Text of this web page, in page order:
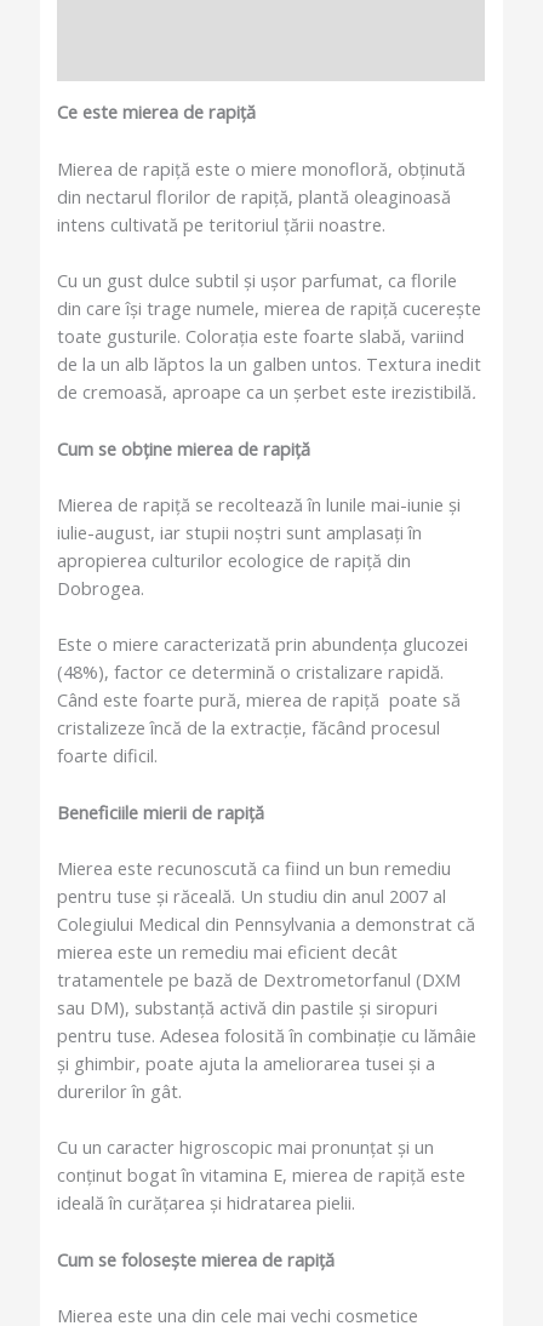
Ce este mierea de rapiță
Mierea de rapiță este o miere monofloră, obținută
din nectarul florilor de rapiță, plantă oleaginoasă
intens cultivată pe teritoriul țării noastre.
Cu un gust dulce subtil și ușor parfumat, ca florile
din care își trage numele, mierea de rapiță cucerește
toate gusturile. Colorația este foarte slabă, variind
de la un alb lăptos la un galben untos. Textura inedit
de cremoasă, aproape ca un șerbet este irezistibilă.
Cum se obține mierea de rapiță
Mierea de rapiță se recoltează în lunile mai-iunie și
iulie-august, iar stupii noștri sunt amplasați în
apropierea culturilor ecologice de rapiță din
Dobrogea.
Este o miere caracterizată prin abundența glucozei
(48%), factor ce determină o cristalizare rapidă.
Când este foarte pură, mierea de rapiță poate să
cristalizeze încă de la extracție, făcând procesul
foarte dificil.
Beneficiile mierii de rapiță
Mierea este recunoscută ca fiind un bun remediu
pentru tuse și răceală. Un studiu din anul 2007 al
Colegiului Medical din Pennsylvania a demonstrat că
mierea este un remediu mai eficient decât
tratamentele pe bază de Dextrometorfanul (DXM
sau DM), substanță activă din pastile și siropuri
pentru tuse. Adesea folosită în combinație cu lămâie
și ghimbir, poate ajuta la ameliorarea tusei și a
durerilor în gât.
Cu un caracter higroscopic mai pronunțat și un
conținut bogat în vitamina E, mierea de rapiță este
ideală în curățarea și hidratarea pielii.
Cum se folosește mierea de rapiță
Mierea este una din cele mai vechi cosmetice